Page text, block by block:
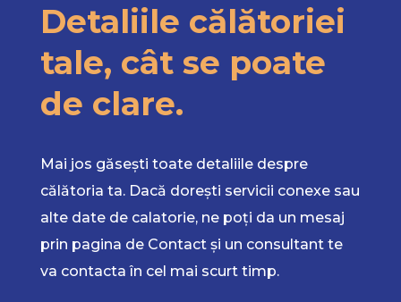
Detaliile călătoriei
tale, cât se poate
de clare.
Mai jos găsești toate detaliile despre
călătoria ta. Dacă dorești servicii conexe sau
alte date de calatorie, ne poți da un mesaj
prin pagina de Contact și un consultant te
va contacta în cel mai scurt timp.